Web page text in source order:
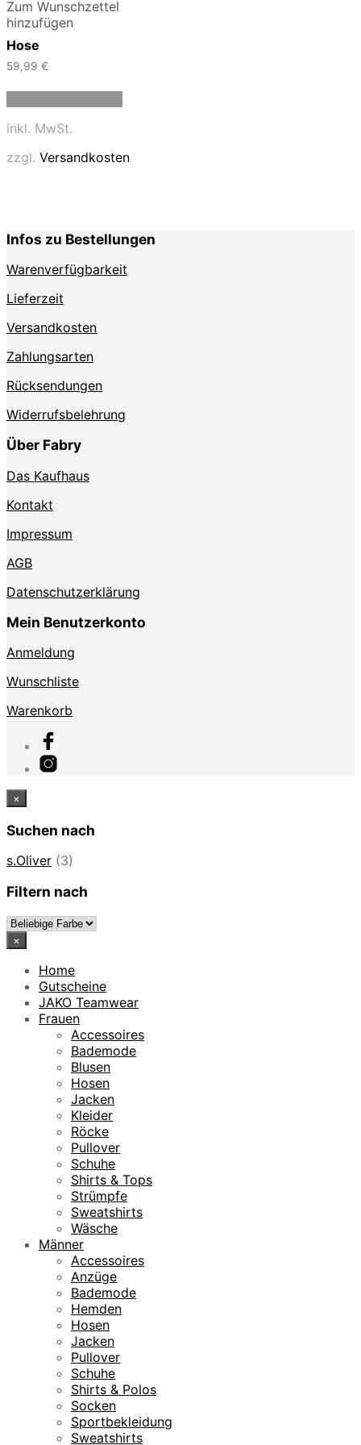
Zum Wunschzettel
hinzufügen
Hose
59,99 €
auf.
der
Produktseite
gewählt
inkl. MwSt.
zzgl. Versandkosten
Infos zu Bestellungen
Warenverfügbarkeit
Lieferzeit
Versandkosten
Zahlungsarten
Rücksendungen
Widerrufsbelehrung
Über Fabry
Das Kaufhaus
Kontakt
Impressum
AGB
Datenschutzerklärung
Mein Benutzerkonto
Anmeldung
Wunschliste
Warenkorb
×
Suchen nach
s.Oliver (3)
Filtern nach
×
Home
Gutscheine
JAKO Teamwear
Frauen
Accessoires
Bademode
Blusen
Hosen
Jacken
Kleider
Röcke
Pullover
Schuhe
Shirts & Tops
Strümpfe
Sweatshirts
Wäsche
Männer
Accessoires
Anzüge
Bademode
Hemden
Hosen
Jacken
Pullover
Schuhe
Shirts & Polos
Socken
Sportbekleidung
Sweatshirts